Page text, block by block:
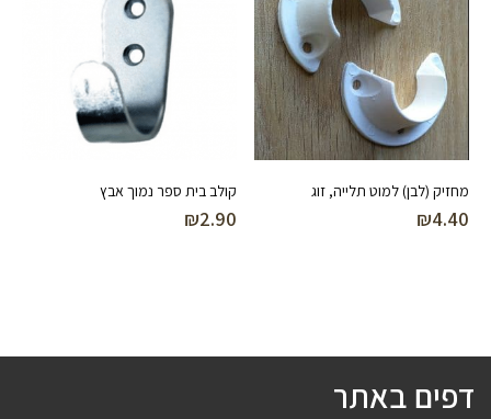
מחזיק (לבן) למוט תלייה, זוג
₪4.40
קולב בית ספר נמוך אבץ
₪2.90
דפים באתר